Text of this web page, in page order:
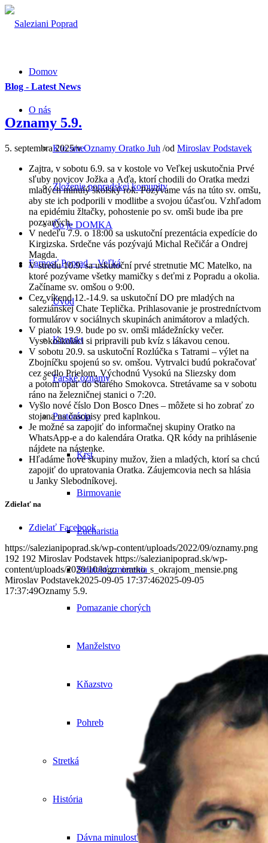
Domov
O nás
Kto sme
Zloženie popradskej komunity
Čo je DOMKA
Farnosť Poprad – Veľká
Úvod
Kontakt
Farské oznamy
Pastorácia
Krst
Birmovanie
Eucharistia
Sviatosť zmierenia
Pomazanie chorých
Manželstvo
Kňazstvo
Pohreb
Stretká
História
Dávna minulosť
Blog - Latest News
Oznamy 5.9.
5. septembra 2025/vOznamy Oratko Juh /od Miroslav Podstavek
Zajtra, v sobotu 6.9. sa v kostole vo Veľkej uskutočnia Prvé
sľuby novicov Jožka a Aďa, ktorí chodili do Oratka medzi
mladých minulý školský rok. Pozývame vás na túto sv. omšu,
aby ste ich podporili v modlitbe a svojou účasťou. Vzhľadom
na epidémiu žltačky, pohostenie po sv. omši bude iba pre
pozvaných.
V nedeľu 7.9. o 18:00 sa uskutoční prezentácia expedície do
Kirgizska. Srdečne vás pozývajú Michal Rečičár a Ondrej
Magda.
V stredu 10.9. sa uskutoční prvé stretnutie MC Matelko, na
ktoré pozývame všetky mamičky s deťmi z Popradu a okolia.
Začíname sv. omšou o 9:00.
Cez víkend 12.-14.9. sa uskutoční DO pre mladých na
saleziánskej Chate Teplička. Prihlasovanie je prostredníctvom
formulárov v sociálnych skupinách animátorov a mladých.
V piatok 19.9. bude po sv. omši mládežnícky večer.
Vysokoškoláci si pripravili pub kvíz s lákavou cenou.
V sobotu 20.9. sa uskutoční Rozlúčka s Tatrami – výlet na
Zbojníčku spojenú so sv. omšou. Vytrvalci budú pokračovať
cez sedlo Prielom, Východnú Vysokú na Sliezsky dom
a potom opäť do Starého Smokovca. Stretávame sa v sobotu
ráno na železničnej stanici o 7:20.
Vyšlo nové číslo Don Bosco Dnes – môžete si ho zobrať zo
stojana na časopisy pred kaplnkou.
Je možné sa zapojiť do informačnej skupiny Oratko na
WhatsApp-e a do kalendára Oratka. QR kódy na prihlásenie
nájdete na nástenke.
Hľadáme nové skupiny mužov, žien a mladých, ktorí sa chcú
zapojiť do upratovania Oratka. Záujemcovia nech sa hlásia
u Janky Slebodníkovej.
Zdielať na
Zdielať Facebook
https://salezianipoprad.sk/wp-content/uploads/2022/09/oznamy.png
192 192 Miroslav Podstavek https://salezianipoprad.sk/wp-
content/uploads/2020/10/logo_oratko_s_okrajom_mensie.png
Miroslav Podstavek2025-09-05 17:37:462025-09-05
17:37:49Oznamy 5.9.